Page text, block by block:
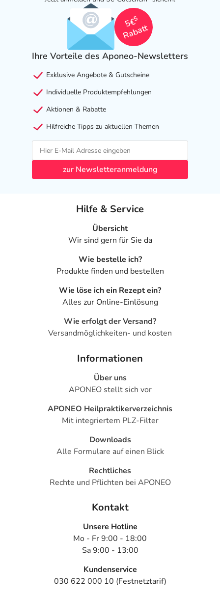
5€
5
Rabatt
Ihre Vorteile des Aponeo-Newsletters
Exklusive Angebote & Gutscheine
Individuelle Produktempfehlungen
Aktionen & Rabatte
Hilfreiche Tipps zu aktuellen Themen
zur Newsletteranmeldung
Hilfe & Service
Übersicht
Wir sind gern für Sie da
Wie bestelle ich?
Produkte finden und bestellen
Wie löse ich ein Rezept ein?
Alles zur Online-Einlösung
Wie erfolgt der Versand?
Versandmöglichkeiten- und kosten
Informationen
Über uns
APONEO stellt sich vor
APONEO Heilpraktikerverzeichnis
Mit integriertem PLZ-Filter
Downloads
Alle Formulare auf einen Blick
Rechtliches
Rechte und Pflichten bei APONEO
Kontakt
Unsere Hotline
Mo - Fr 9:00 - 18:00
Sa 9:00 - 13:00
Kundenservice
030 622 000 10 (Festnetztarif)